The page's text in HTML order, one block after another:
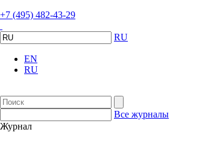
+7 (495) 482-43-29
RU
EN
RU
Все журналы
Журнал